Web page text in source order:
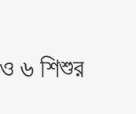
৬ শিশুর